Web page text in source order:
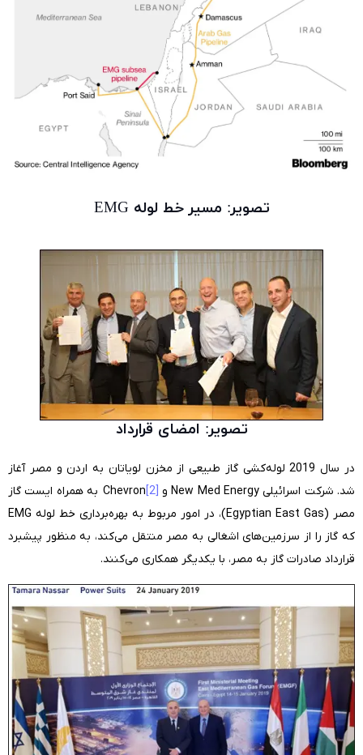
تصویر: مسیر خط لوله EMG
تصویر: امضای قرارداد
در سال 2019 لوله‌کشی گاز طبیعی از مخزن لویاتان به اردن و مصر آغاز
شد. شرکت‌ اسرائیلی New Med Energy و
[2]
Chevron به همراه ایست گاز
مصر (Egyptian East Gas)، در امور مربوط به بهره‌برداری خط لوله EMG
که گاز را از سرزمین‌های اشغالی به مصر منتقل می‌کند، به منظور پیشبرد
قرارداد صادرات گاز به مصر، با یکدیگر همکاری می‌کنند.